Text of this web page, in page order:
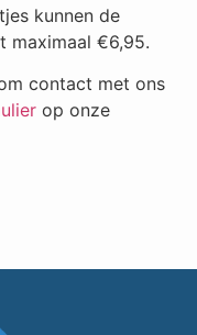
kunnen de
maximaal €6,95.
contact met ons
op onze